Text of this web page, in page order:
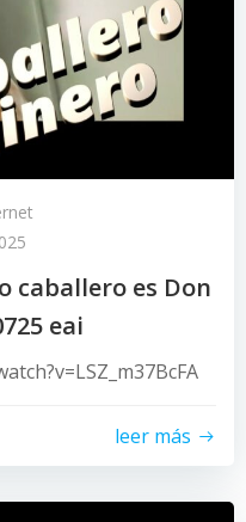
caballero es Don
eai
leer más